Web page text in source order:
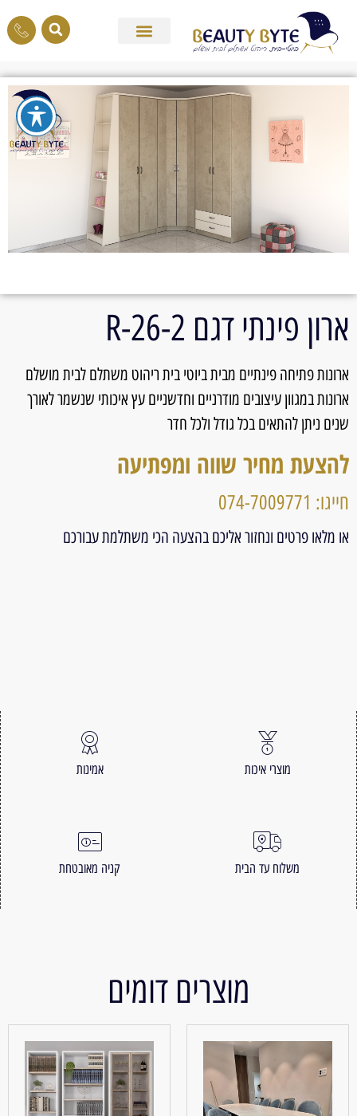
ארון פינתי דגם 26-2-R
ארונות פתיחה פינתיים מבית ביוטי בית ריהוט משתלם לבית מושלם
ארונות במגוון עיצובים מודרניים וחדשניים עץ איכותי שנשמר לאורך
שנים ניתן להתאים בכל גודל ולכל חדר
להצעת מחיר שווה ומפתיעה
חייגו: 074-7009771
או מלאו פרטים ונחזור אליכם בהצעה הכי משתלמת עבורכם
מוצרי איכות אמינות
משלוח עד הבית קניה מאובטחת
מוצרים דומים